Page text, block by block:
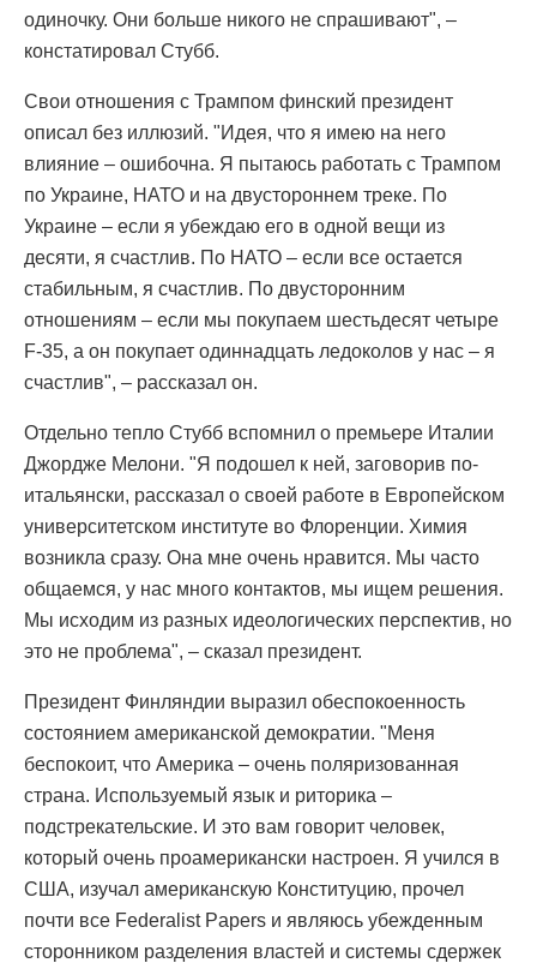
одиночку. Они больше никого не спрашивают", –
констатировал Стубб.
Свои отношения с Трампом финский президент
описал без иллюзий. "Идея, что я имею на него
влияние – ошибочна. Я пытаюсь работать с Трампом
по Украине, НАТО и на двустороннем треке. По
Украине – если я убеждаю его в одной вещи из
десяти, я счастлив. По НАТО – если все остается
стабильным, я счастлив. По двусторонним
отношениям – если мы покупаем шестьдесят четыре
F-35, а он покупает одиннадцать ледоколов у нас – я
счастлив", – рассказал он.
Отдельно тепло Стубб вспомнил о премьере Италии
Джордже Мелони. "Я подошел к ней, заговорив по-
итальянски, рассказал о своей работе в Европейском
университетском институте во Флоренции. Химия
возникла сразу. Она мне очень нравится. Мы часто
общаемся, у нас много контактов, мы ищем решения.
Мы исходим из разных идеологических перспектив, но
это не проблема", – сказал президент.
Президент Финляндии выразил обеспокоенность
состоянием американской демократии. "Меня
беспокоит, что Америка – очень поляризованная
страна. Используемый язык и риторика –
подстрекательские. И это вам говорит человек,
который очень проамерикански настроен. Я учился в
США, изучал американскую Конституцию, прочел
почти все Federalist Papers и являюсь убежденным
сторонником разделения властей и системы сдержек